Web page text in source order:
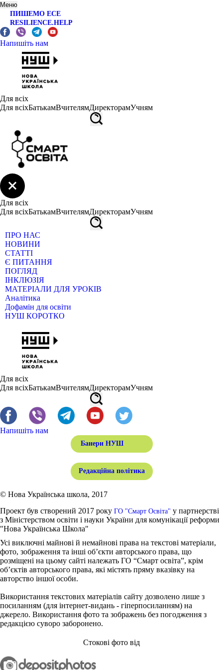
Меню
ПИШЕМО ЕСЕ
RESILIENCE.HELP
Напишіть нам
Для всіх
Для всіхБатькамВчителямДиректорамУчням
Для всіх
Для всіхБатькамВчителямДиректорамУчням
ПРО НАС
НОВИНИ
СТАТТІ
Є ПИТАННЯ
ПОГЛЯД
ІНКЛЮЗІЯ
МАТЕРІАЛИ ДЛЯ УРОКІВ
Аналітика
Дофамін для освіти
НУШ КОРОТКО
Для всіх
Для всіхБатькамВчителямДиректорамУчням
Напишіть нам
Банери НУШ
Редакційна політика
© Нова Українська школа, 2017
Проект був створений 2017 року ГО "Смарт Освіта" у партнерстві
з Міністерством освіти і науки України для комунікації реформи
"Нова Українська Школа"
Усі виключні майнові й немайнові права на текстові матеріали,
фото, зображення та інші об’єкти авторського права, що
розміщені на цьому сайті належать ГО “Смарт освіта”, крім
об’єктів авторського права, які містять пряму вказівку на
авторство іншої особи.
Використання текстових матеріалів сайту дозволено лише з
посиланням (для інтернет-видань - гіперпосиланням) на
джерело. Використання фото та зображень без погодження з
редакцією суворо заборонено.
Стокові фото від